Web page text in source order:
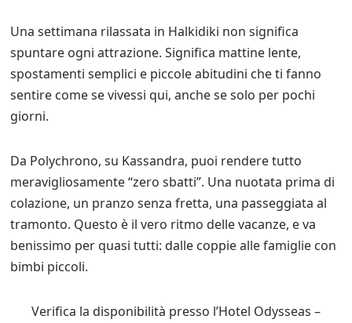
Una settimana rilassata in Halkidiki non significa
spuntare ogni attrazione. Significa mattine lente,
spostamenti semplici e piccole abitudini che ti fanno
sentire come se vivessi qui, anche se solo per pochi
giorni.
Da Polychrono, su Kassandra, puoi rendere tutto
meravigliosamente “zero sbatti”. Una nuotata prima di
colazione, un pranzo senza fretta, una passeggiata al
tramonto. Questo è il vero ritmo delle vacanze, e va
benissimo per quasi tutti: dalle coppie alle famiglie con
bimbi piccoli.
Verifica la disponibilità presso l’Hotel Odysseas –